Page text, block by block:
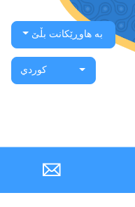
بە هاوڕێکانت بڵێ
كوردي